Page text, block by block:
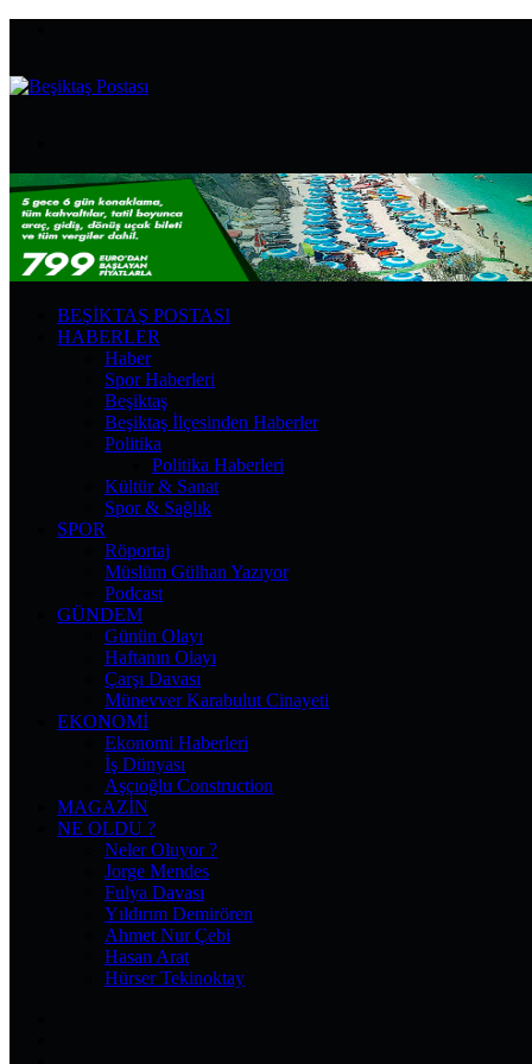
...
BEŞIKTAŞ POSTASI
HABERLER
Haber
Spor Haberleri
Beşiktaş
Beşiktaş İlçesinden Haberler
Politika
Politika Haberleri
Kültür & Sanat
Spor & Sağlık
SPOR
Röportaj
Müslüm Gülhan Yazıyor
Podcast
GÜNDEM
Günün Olayı
Haftanın Olayı
Çarşı Davası
Münevver Karabulut Cinayeti
EKONOMI
Ekonomi Haberleri
İş Dünyası
Aşçıoğlu Construction
MAGAZIN
NE OLDU ?
Neler Oluyor ?
Jorge Mendes
Fulya Davası
Yıldırım Demirören
Ahmet Nur Çebi
Hasan Arat
Hürser Tekinoktay